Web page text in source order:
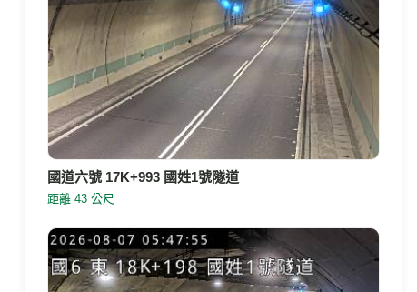
國道六號 17K+993 國姓1號隧道
距離 43 公尺